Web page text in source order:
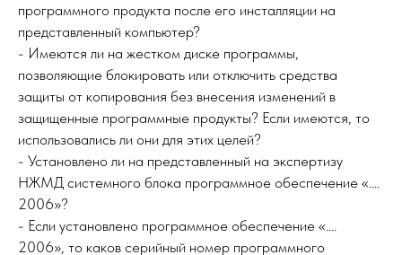
программного продукта после его инсталляции на
представленный компьютер?
- Имеются ли на жестком диске программы,
позволяющие блокировать или отключить средства
защиты от копирования без внесения изменений в
защищенные программные продукты? Если имеются, то
использовались ли они для этих целей?
- Установлено ли на представленный на экспертизу
НЖМД системного блока программное обеспечение «….
2006»?
- Если установлено программное обеспечение «….
2006», то каков серийный номер программного